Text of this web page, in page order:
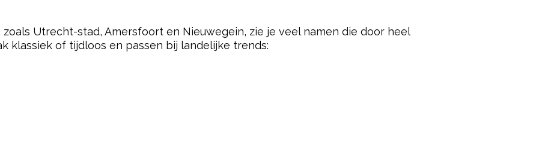
Utrecht-stad, Amersfoort en Nieuwegein, zie je veel namen die door heel
klassiek of tijdloos en passen bij landelijke trends: